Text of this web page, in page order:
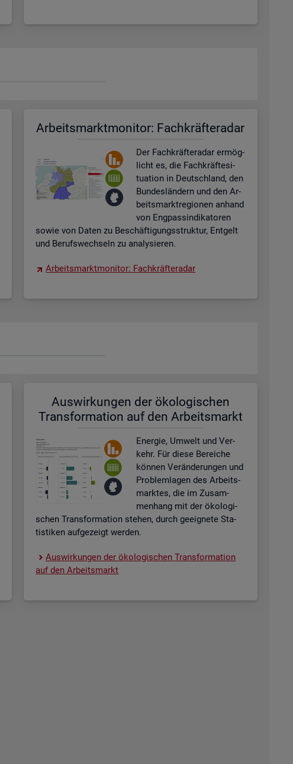
Ar­beits­markt­mo­ni­tor: Fach­kräf­te­ra­dar
Der Fach­kräf­te­ra­dar er­mög­
licht es, die Fach­kräf­te­si­
tua­ti­on in Deutsch­land, den
Bun­des­län­dern und den Ar­
beits­markt­re­gio­nen an­hand
von Eng­pas­sin­di­ka­to­ren
sowie von Daten zu Be­schäf­ti­gungs­struk­tur, Ent­gelt
und Be­rufs­wech­seln zu ana­ly­sie­ren.
Ar­beits­markt­mo­ni­tor: Fach­kräf­te­ra­dar
Aus­wir­kun­gen der öko­lo­gi­schen
Trans­for­ma­ti­on auf den Ar­beits­markt
En­er­gie, Um­welt und Ver­
kehr. Für diese Be­rei­che
kön­nen Ver­än­de­run­gen und
Pro­blem­la­gen des Ar­beits­
mark­tes, die im Zu­sam­
men­hang mit der öko­lo­gi­
schen Trans­for­ma­ti­on ste­hen, durch ge­eig­ne­te Sta­
tis­ti­ken auf­ge­zeigt wer­den.
Aus­wir­kun­gen der öko­lo­gi­schen Trans­for­ma­ti­on
auf den Ar­beits­markt